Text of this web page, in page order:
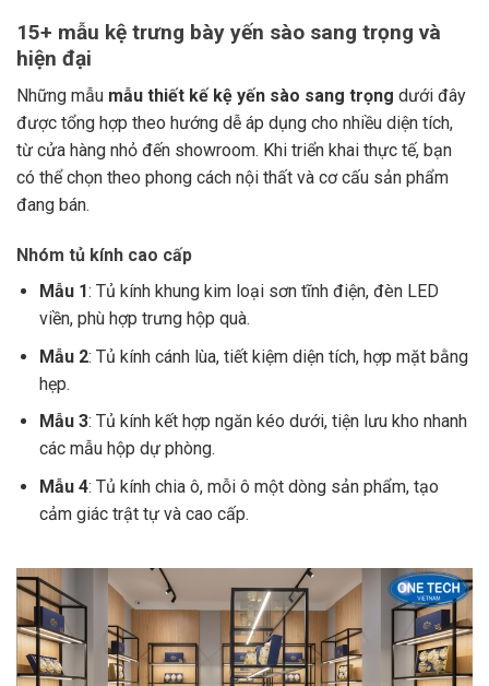
15+ mẫu kệ trưng bày yến sào sang trọng và
hiện đại
Những mẫu mẫu thiết kế kệ yến sào sang trọng dưới đây
được tổng hợp theo hướng dễ áp dụng cho nhiều diện tích,
từ cửa hàng nhỏ đến showroom. Khi triển khai thực tế, bạn
có thể chọn theo phong cách nội thất và cơ cấu sản phẩm
đang bán.
Nhóm tủ kính cao cấp
Mẫu 1: Tủ kính khung kim loại sơn tĩnh điện, đèn LED
viền, phù hợp trưng hộp quà.
Mẫu 2: Tủ kính cánh lùa, tiết kiệm diện tích, hợp mặt bằng
hẹp.
Mẫu 3: Tủ kính kết hợp ngăn kéo dưới, tiện lưu kho nhanh
các mẫu hộp dự phòng.
Mẫu 4: Tủ kính chia ô, mỗi ô một dòng sản phẩm, tạo
cảm giác trật tự và cao cấp.